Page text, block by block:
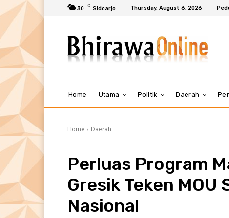
30 C Sidoarjo Thursday, August 6, 2026
Home Utama Politik Daerah
Home Daerah
Perluas Program
Gresik Teken MOU
Nasional